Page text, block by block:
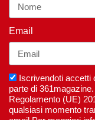
Email
Iscrivendoti accetti
parte di
Regolamento (UE)
qualsiasi momento